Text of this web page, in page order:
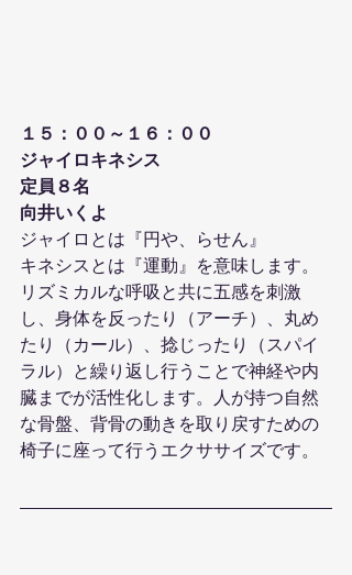
１５：００～１６：００
ジャイロキネシス
定員８名
向井いくよ
ジャイロとは『円や、らせん』
キネシスとは『運動』を意味します。
リズミカルな呼吸と共に五感を刺激
し、身体を反ったり（アーチ）、丸め
たり（カール）、捻じったり（スパイ
ラル）と繰り返し行うことで神経や内
臓までが活性化します。人が持つ自然
な骨盤、背骨の動きを取り戻すための
椅子に座って行うエクササイズです。